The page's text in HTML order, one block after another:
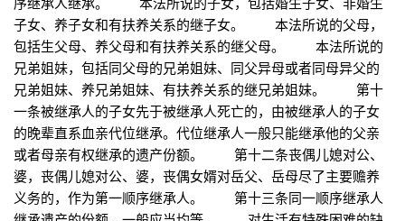
子女、养子女和有扶养关系的继子女。 本法所说的父母，
包括生父母、养父母和有扶养关系的继父母。 本法所说的
兄弟姐妹，包括同父母的兄弟姐妹、同父异母或者同母异父的
兄弟姐妹、养兄弟姐妹、有扶养关系的继兄弟姐妹。 第十
一条被继承人的子女先于被继承人死亡的，由被继承人的子女
的晚辈直系血亲代位继承。代位继承人一般只能继承他的父亲
或者母亲有权继承的遗产份额。 第十二条丧偶儿媳对公、
婆，丧偶儿媳对公、婆，丧偶女婿对岳父、岳母尽了主要赡养
义务的，作为第一顺序继承人。 第十三条同一顺序继承人